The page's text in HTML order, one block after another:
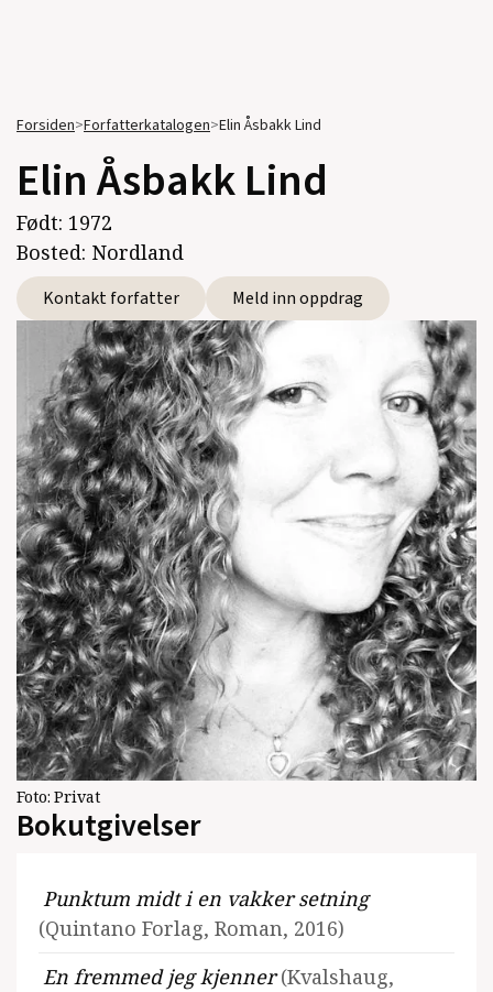
Forsiden>Forfatterkatalogen>Elin Åsbakk Lind
Elin Åsbakk Lind
Født: 1972
Bosted: Nordland
Kontakt forfatter Meld inn oppdrag
Foto: Privat
Bokutgivelser
Punktum midt i en vakker setning
(Quintano Forlag, Roman, 2016)
En fremmed jeg kjenner(Kvalshaug,